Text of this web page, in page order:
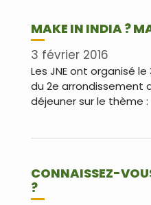
MAKE IN INDIA ?
3 février 2016
Les JNE ont organisé
du 2e arrondissement
déjeuner sur le thème :
CONNAISSEZ-
?